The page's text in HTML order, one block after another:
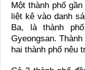
Một thành phố
liệt kê vào danh
Ba, là thành
Gyeongsan.
hai thành phố nêu